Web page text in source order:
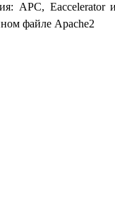
APC, Eaccelerator
файле Apache2